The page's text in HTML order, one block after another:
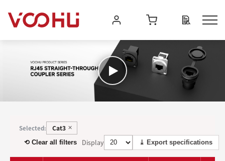
Selected: Cat3 ✕
⟲ Clear all filters Display ⤓ Export specifications